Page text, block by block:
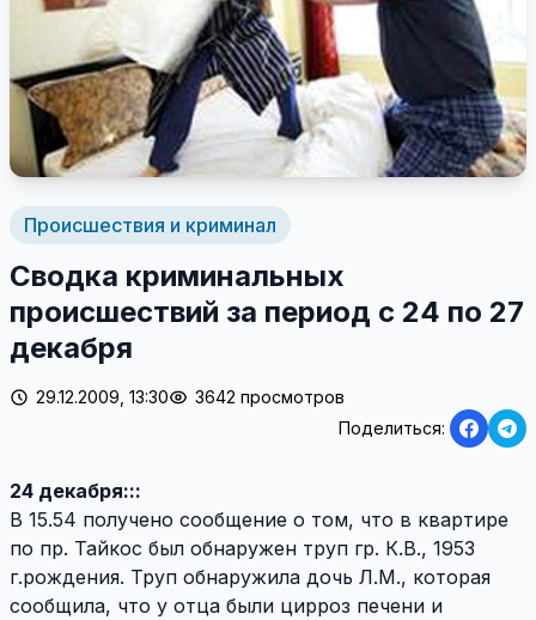
Происшествия и криминал
Сводка криминальных
происшествий за период с 24 по 27
декабря
29.12.2009, 13:30
3642 просмотров
Поделиться:
24 декабря:::
В 15.54 получено сообщение о том, что в квартире
по пр. Тайкос был обнаружен труп гр. К.В., 1953
г.рождения. Труп обнаружила дочь Л.М., которая
сообщила, что у отца были цирроз печени и